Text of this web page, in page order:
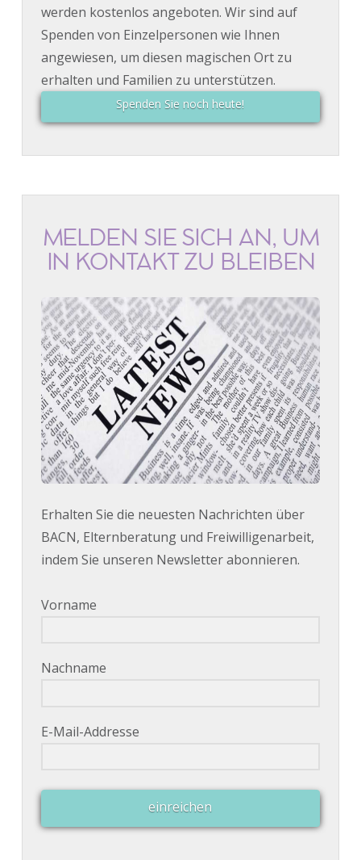
werden kostenlos angeboten. Wir sind auf
Spenden von Einzelpersonen wie Ihnen
angewiesen, um diesen magischen Ort zu
erhalten und Familien zu unterstützen.
Spenden Sie noch heute!
MELDEN SIE SICH AN, UM
IN KONTAKT ZU BLEIBEN
Erhalten Sie die neuesten Nachrichten über
BACN, Elternberatung und Freiwilligenarbeit,
indem Sie unseren Newsletter abonnieren.
Vorname
Nachname
E-Mail-Addresse
einreichen